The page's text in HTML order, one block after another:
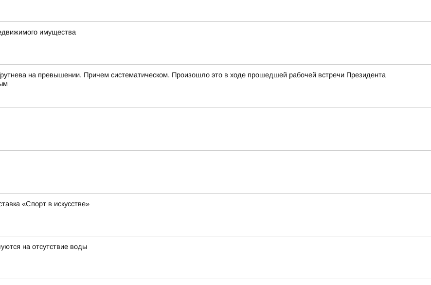
имущества
на превышении. Причем систематическом. Произошло это в ходе прошедшей рабочей встречи Президента
«Спорт в искусстве»
на отсутствие воды